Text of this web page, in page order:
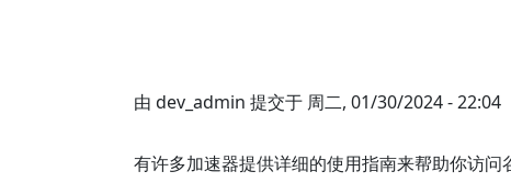
由 dev_admin 提交于 周二, 01/30/2024 - 22:04
有许多加速器提供详细的使用指南来帮助你访问